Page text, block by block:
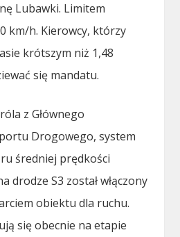
Lubawki. Limitem
km/h. Kierowcy, którzy
krótszym niż 1,48
się mandatu.
z Głównego
Drogowego, system
średniej prędkości
drodze S3 został włączony
obiektu dla ruchu.
się obecnie na etapie